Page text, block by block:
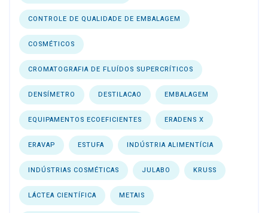
CONTROLE DE QUALIDADE DE EMBALAGEM
COSMÉTICOS
CROMATOGRAFIA DE FLUÍDOS SUPERCRÍTICOS
DENSÍMETRO DESTILACAO EMBALAGEM
EQUIPAMENTOS ECOEFICIENTES ERADENS X
ERAVAP ESTUFA INDÚSTRIA ALIMENTÍCIA
INDÚSTRIAS COSMÉTICAS JULABO KRUSS
LÁCTEA CIENTÍFICA METAIS